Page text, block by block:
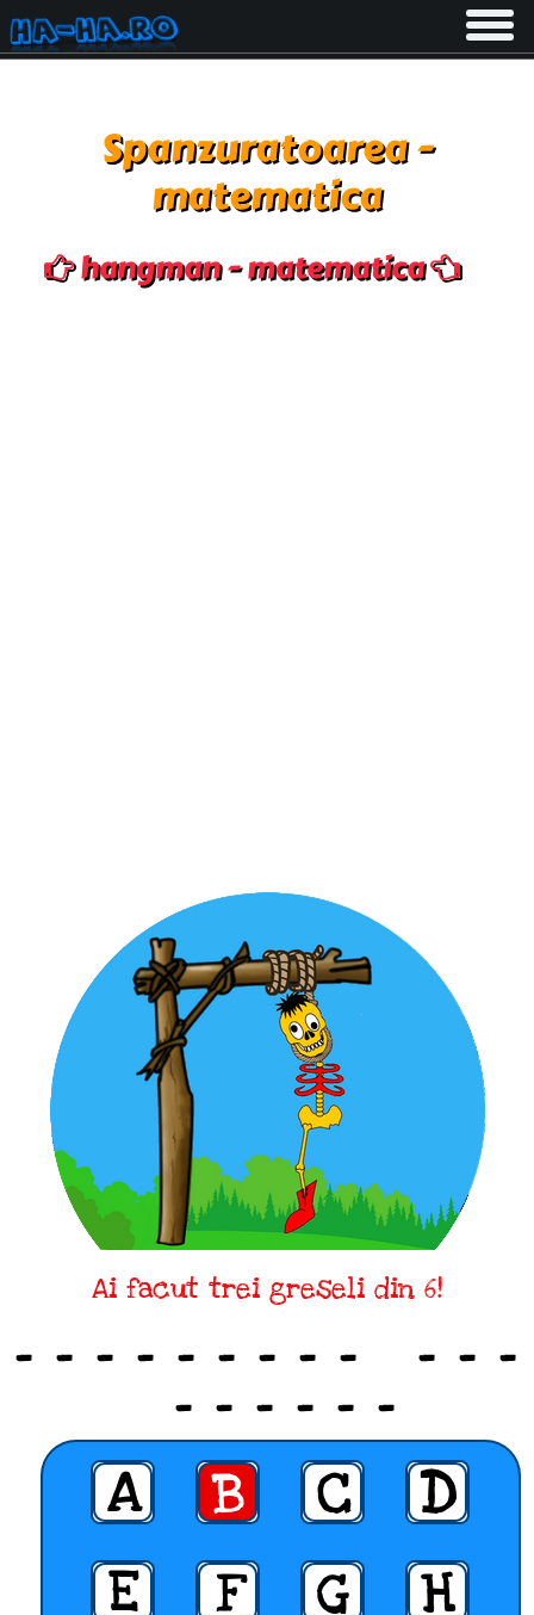
Toggle
Spanzuratoarea -
matematica
hangman - matematica
Ai facut trei greseli din 6!
_ _ _ _ _ _ _ _ _ _ _ _
_ _ _ _ _ _
A B C
D
E
F G
H